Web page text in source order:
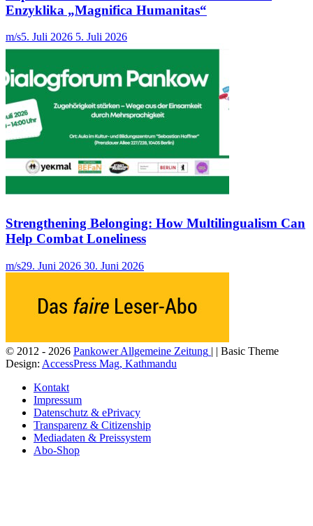
Enzyklika „Magnifica Humanitas“
m/s5. Juli 2026 5. Juli 2026
Strengthening Belonging: How Multilingualism Can
Help Combat Loneliness
m/s29. Juni 2026 30. Juni 2026
© 2012 - 2026 Pankower Allgemeine Zeitung | | Basic Theme
Design: AccessPress Mag, Kathmandu
Kontakt
Impressum
Datenschutz & ePrivacy
Transparenz & Citizenship
Mediadaten & Preissystem
Abo-Shop